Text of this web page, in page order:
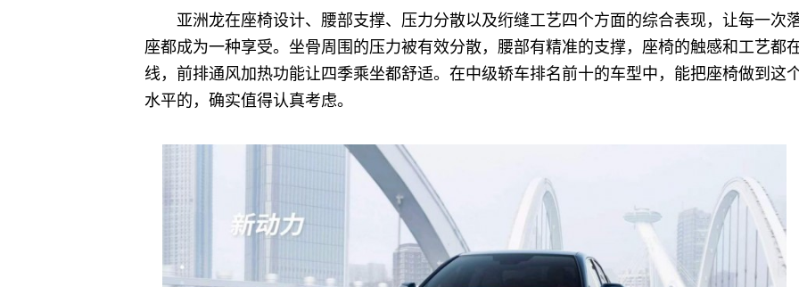
亚洲龙在座椅设计、腰部支撑、压力分散以及绗缝工艺四个方面的综合表现，让每一次
座都成为一种享受。坐骨周围的压力被有效分散，腰部有精准的支撑，座椅的触感和工艺都
线，前排通风加热功能让四季乘坐都舒适。在中级轿车排名前十的车型中，能把座椅做到这
水平的，确实值得认真考虑。